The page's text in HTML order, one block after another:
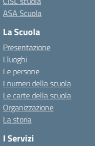
ASA Scuola
La Scuola
Presentazione
I luoghi
Le persone
I numeri della scuola
Le carte della scuola
Organizzazione
La storia
I Servizi